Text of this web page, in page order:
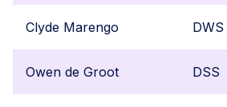
Clyde Marengo DWS
Owen de Groot DSS